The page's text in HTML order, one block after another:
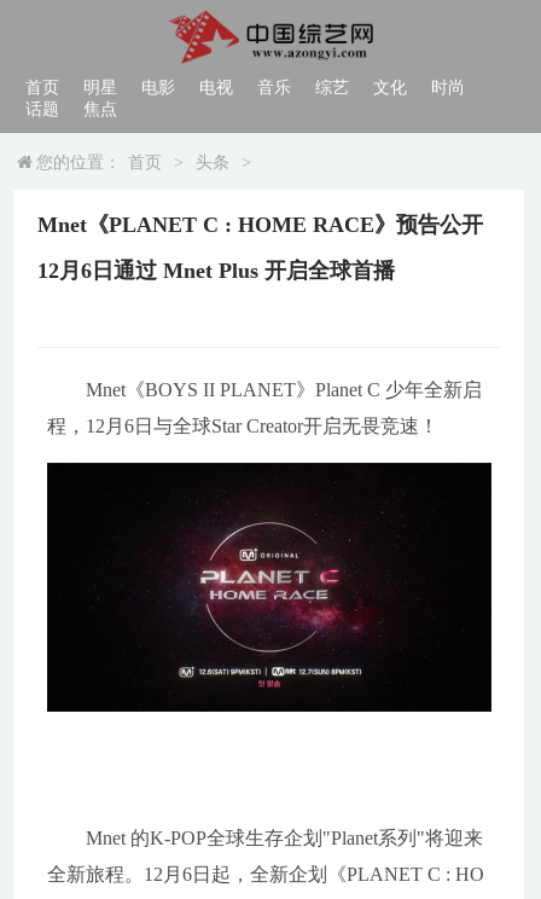
首页 明星 电影 电视 音乐 综艺 文化
时尚
话题
焦点
您的位置： 首页 > 头条 >
Mnet《PLANET C : HOME RACE》预告公开
12月6日通过 Mnet Plus 开启全球首播
Mnet《BOYS II PLANET》Planet C 少年全新启
程，12月6日与全球Star Creator开启无畏竞速！
Mnet 的K-POP全球生存企划"Planet系列"将迎来
全新旅程。12月6日起，全新企划《PLANET C : HO